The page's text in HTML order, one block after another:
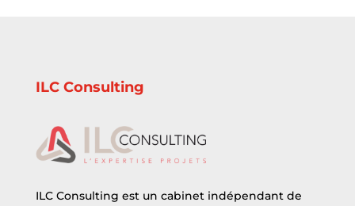
ILC Consulting
ILC Consulting est un cabinet indépendant de